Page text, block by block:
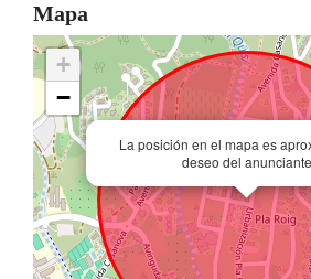
Mapa
La posición en el mapa es
deseo del anunciante
+
−